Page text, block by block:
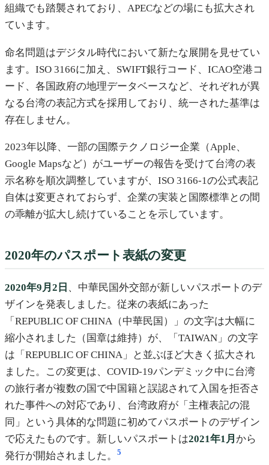
組織でも踏襲されており、APECなどの場にも拡大され
ています。
命名問題はデジタル時代において新たな展開を見せてい
ます。ISO 3166に加え、SWIFT銀行コード、ICAO空港コ
ード、各国政府の地理データベースなど、それぞれが異
なる台湾の表記方式を採用しており、統一された基準は
存在しません。
2023年以降、一部の国際テクノロジー企業（Apple、
Google Mapsなど）がユーザーの報告を受けて台湾の表
示名称を順次調整していますが、ISO 3166-1の公式表記
自体は変更されておらず、企業の実装と国際標準との間
の乖離が拡大し続けていることを示しています。
2020年のパスポート表紙の変更
2020年9月2日 、中華民国外交部が新しいパスポートのデ
ザインを発表しました。従来の表紙にあった
「REPUBLIC OF CHINA（中華民国）」の文字は大幅に
縮小されました（国章は維持）が、「TAIWAN」の文字
は「REPUBLIC OF CHINA」と並ぶほど大きく拡大され
ました。この変更は、COVID-19パンデミック中に台湾
の旅行者が複数の国で中国籍と誤認されて入国を拒否さ
れた事件への対応であり、台湾政府が「主権表記の混
同」という具体的な問題に初めてパスポートのデザイン
で応えたものです。新しいパスポートは2021年1月 から
発行が開始されました。
5